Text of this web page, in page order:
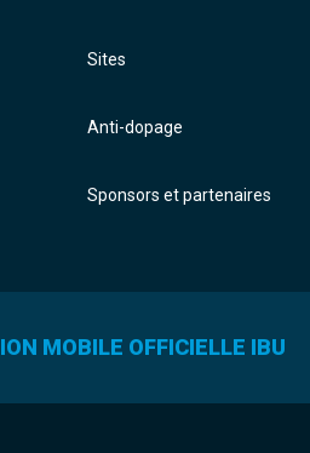
Sites
Anti-dopage
Sponsors et partenaires
MOBILE OFFICIELLE IBU